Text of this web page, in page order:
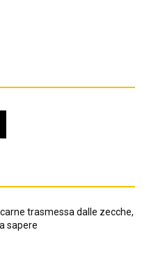
trasmessa dalle zecche,
sapere